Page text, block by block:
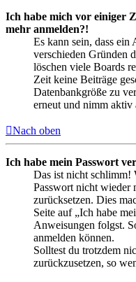
Ich habe mich vor einiger
mehr anmelden?!
Es kann sein, dass
verschieden Gründen
löschen viele Boards
Zeit keine Beiträge
Datenbankgröße zu
erneut und nimm aktiv
Nach oben
Ich habe mein Passwort
Das ist nicht schlimm!
Passwort nicht wieder
zurücksetzen. Dies
Seite auf „Ich habe
Anweisungen folgst.
anmelden können.
Solltest du trotzdem
zurückzusetzen, so